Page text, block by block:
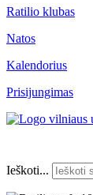
Ratilio klubas
Natos
Kalendorius
Prisijungimas
Ieškoti...